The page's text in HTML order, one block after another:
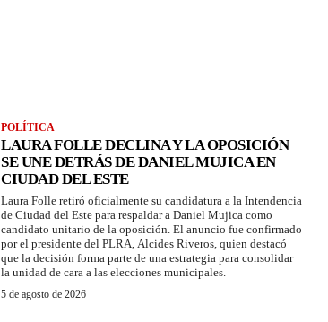
POLÍTICA
LAURA FOLLE DECLINA Y LA OPOSICIÓN
SE UNE DETRÁS DE DANIEL MUJICA EN
CIUDAD DEL ESTE
Laura Folle retiró oficialmente su candidatura a la Intendencia
de Ciudad del Este para respaldar a Daniel Mujica como
candidato unitario de la oposición. El anuncio fue confirmado
por el presidente del PLRA, Alcides Riveros, quien destacó
que la decisión forma parte de una estrategia para consolidar
la unidad de cara a las elecciones municipales.
5 de agosto de 2026